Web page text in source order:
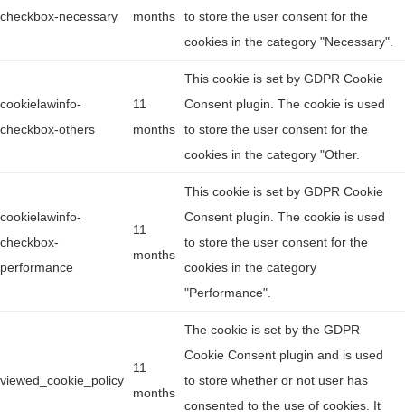
checkbox-necessary
months
to store the user consent for the
cookies in the category "Necessary".
cookielawinfo-
checkbox-others
11
months
This cookie is set by GDPR Cookie
Consent plugin. The cookie is used
to store the user consent for the
cookies in the category "Other.
cookielawinfo-
checkbox-
performance
11
months
This cookie is set by GDPR Cookie
Consent plugin. The cookie is used
to store the user consent for the
cookies in the category
"Performance".
viewed_cookie_policy
11
months
The cookie is set by the GDPR
Cookie Consent plugin and is used
to store whether or not user has
consented to the use of cookies. It